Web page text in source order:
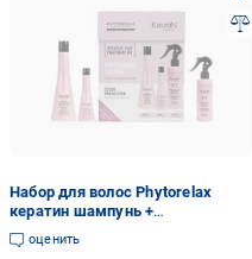
Набор для волос Phytorelax
кератин шампунь +
термозащита + несмываемая
кондиционер
оценить